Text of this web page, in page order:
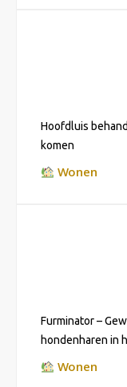
Hoofdluis
komen
Wonen
Furminator –
hondenharen in
Wonen